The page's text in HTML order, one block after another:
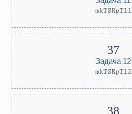
mkTSRpT11
Задача 12
mkTSRpT12